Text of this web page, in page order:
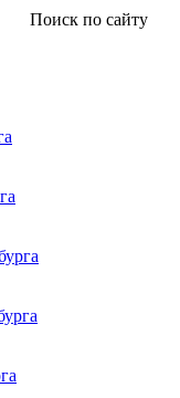
Поиск по сайту